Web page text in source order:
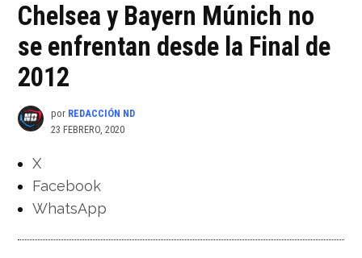
Chelsea y Bayern Múnich no
se enfrentan desde la Final de
2012
por REDACCIÓN ND
23 FEBRERO, 2020
X
Facebook
WhatsApp